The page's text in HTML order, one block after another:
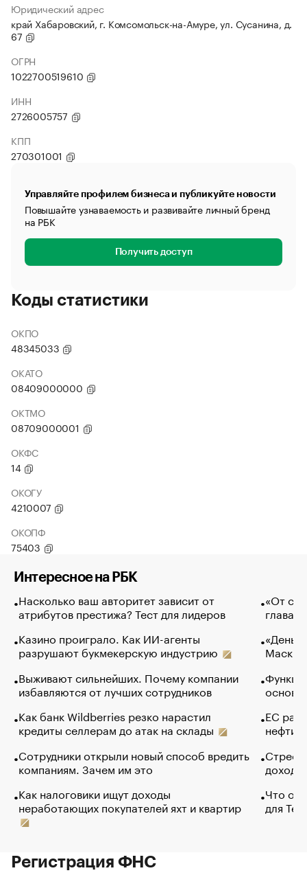
Юридический адрес
край Хабаровский, г. Комсомольск-на-Амуре, ул. Сусанина, д.
67
ОГРН
1022700519610
ИНН
2726005757
КПП
270301001
Управляйте профилем бизнеса и публикуйте новости
Повышайте узнаваемость и развивайте личный бренд
на РБК
Получить доступ
Коды статистики
ОКПО
48345033
ОКАТО
08409000000
ОКТМО
08709000001
ОКФС
14
ОКОГУ
4210007
ОКОПФ
75403
Интересное на РБК
Насколько ваш авторитет зависит от
атрибутов престижа? Тест для лидеров
Казино проиграло. Как ИИ-агенты
разрушают букмекерскую индустрию
Выживают сильнейших. Почему компании
избавляются от лучших сотрудников
Как банк Wildberries резко нарастил
кредиты селлерам до атак на склады
Сотрудники открыли новый способ вредить
компаниям. Зачем им это
Как налоговики ищут доходы
неработающих покупателей яхт и квартир
«От
глава
Маск в
основ
ЕС
нефти
Что
для
Регистрация ФНС